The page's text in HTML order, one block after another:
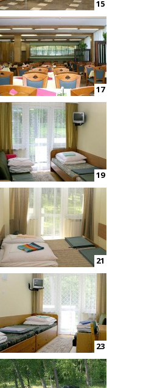
15
17
19
21
23